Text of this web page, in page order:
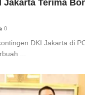
Jakarta Terima
0
DKI Jakarta di
...